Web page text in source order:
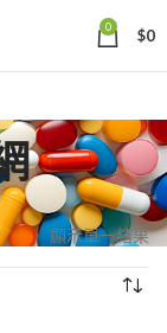
0 $0
顯示單一結果